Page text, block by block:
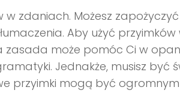
zdaniach. Możesz
Aby użyć
zasada może pomóc Ci w
Jednakże, musisz być
przyimki mogą być